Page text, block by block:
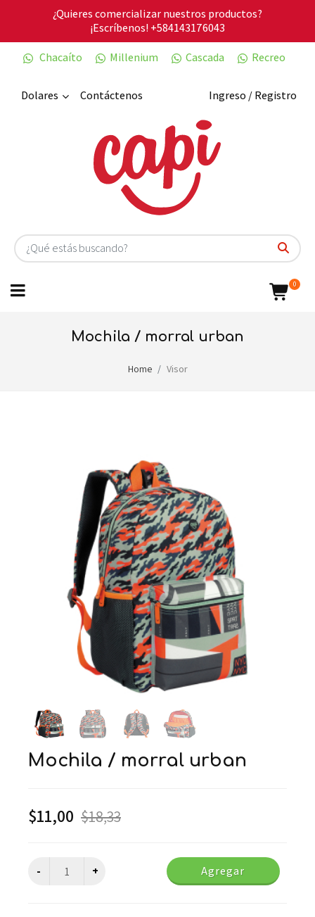
¿Quieres comercializar nuestros productos?
¡Escríbenos!+584143176043
Chacaíto
Millenium Cascada Recreo
Dolares Ingreso / Registro
Contáctenos
0
mochila / morral urban
Home Visor
mochila / morral urban
$11,00 $18,33
Agregar